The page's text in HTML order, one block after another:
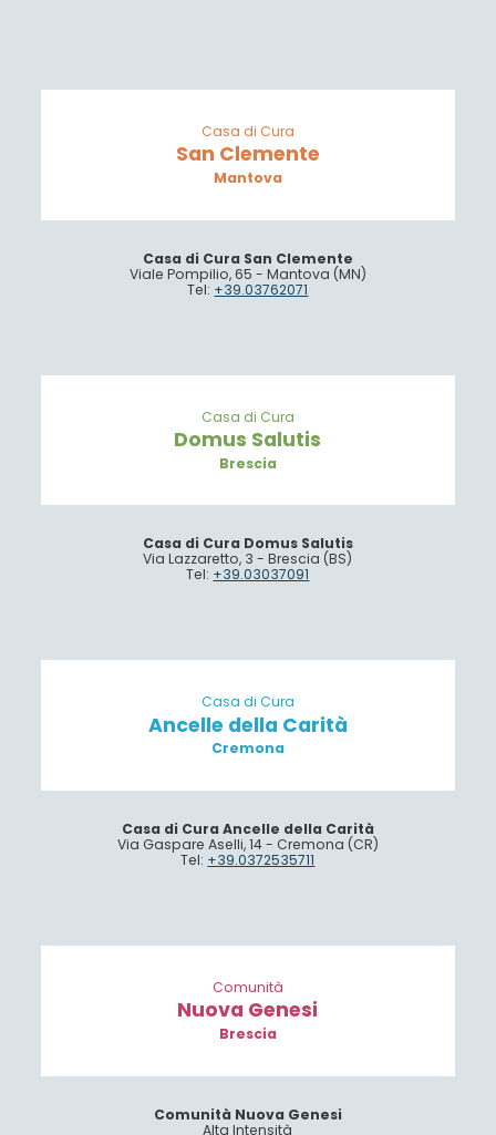
Casa di Cura
San Clemente
Mantova
Casa di Cura San Clemente
Viale Pompilio, 65 - Mantova (MN)
Tel: +39.03762071
Casa di Cura
Domus Salutis
Brescia
Casa di Cura Domus Salutis
Via Lazzaretto, 3 - Brescia (BS)
Tel: +39.03037091
Casa di Cura
Ancelle della Carità
Cremona
Casa di Cura Ancelle della Carità
Via Gaspare Aselli, 14 - Cremona (CR)
Tel: +39.0372535711
Comunità
Nuova Genesi
Brescia
Comunità Nuova Genesi
Alta Intensità